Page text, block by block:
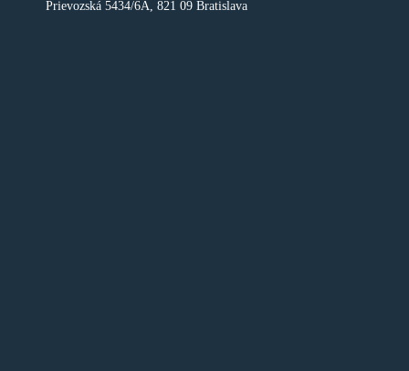
Prievozská 5434/6A, 821 09 Bratislava